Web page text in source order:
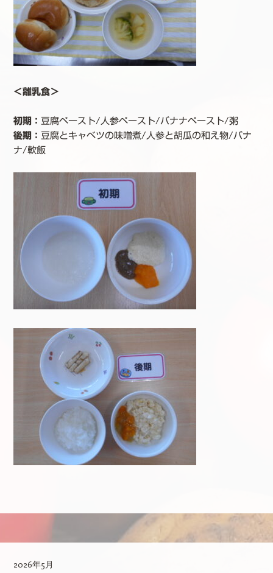
＜離乳食＞
初期： 豆腐ペースト/人参ペースト/バナナペースト/粥
後期 ： 豆腐とキャベツの味噌煮/人参と胡瓜の和え物/バナ
ナ/軟飯
2026年5月